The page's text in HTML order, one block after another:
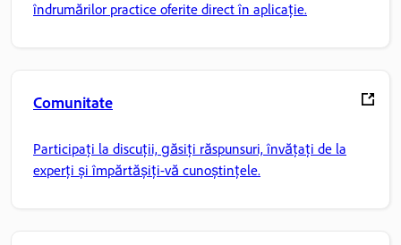
îndrumărilor practice oferite direct în aplicație.
Comunitate
Participați la discuții, găsiți răspunsuri, învățați de la
experți și împărtășiți-vă cunoștințele.